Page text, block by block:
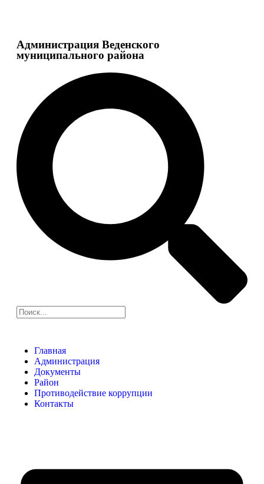
Администрация Веденского
муниципального района
Главная
Администрация
Документы
Район
Противодействие коррупции
Контакты